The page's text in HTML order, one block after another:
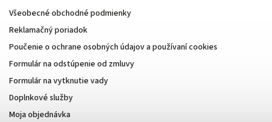
Všeobecné obchodné podmienky
Reklamačný poriadok
Poučenie o ochrane osobných údajov a používaní cookies
Formulár na odstúpenie od zmluvy
Formulár na vytknutie vady
Doplnkové služby
Moja objednávka